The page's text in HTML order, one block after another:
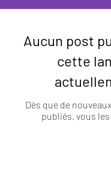
Aucun post
cette
Dès que de
publiés, vous